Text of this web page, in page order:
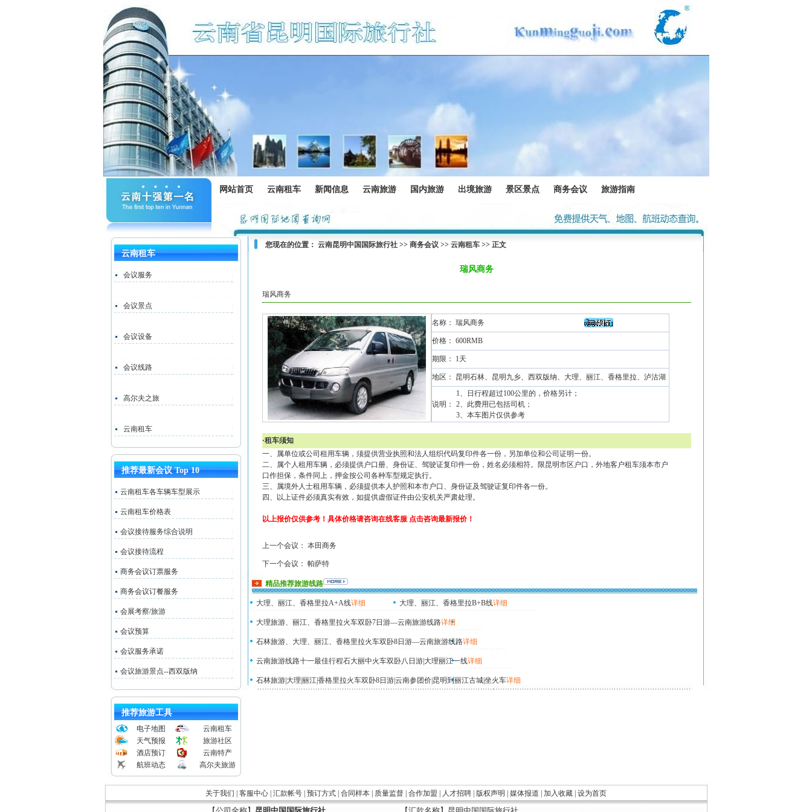
网站首页 云南租车 新闻信息 云南旅游 国内旅游 出境旅游 景区景点 商务会议 旅游指南
云南租车
会议服务
会议景点
会议设备
会议线路
高尔夫之旅
云南租车
推荐最新会议 Top 10
云南租车各车辆车型展示
云南租车价格表
会议接待服务综合说明
会议接待流程
商务会议订票服务
商务会议订餐服务
会展考察/旅游
会议预算
会议服务承诺
会议旅游景点--西双版纳
推荐旅游工具
电子地图
云南租车
天气预报
旅游社区
酒店预订
云南特产
航班动态
高尔夫旅游
您现在的位置： 云南昆明中国国际旅行社>> 商务会议>> 云南租车>> 正文
瑞风商务
瑞风商务
名称： 瑞风商务
价格： 600RMB
期限： 1天
地区： 昆明石林、昆明九乡、西双版纳、大理、丽江、香格里拉、泸沽湖
说明：
1、日行程超过100公里的，价格另计；
2、此费用已包括司机；
3、本车图片仅供参考
·租车须知
一、属单位或公司租用车辆，须提供营业执照和法人组织代码复印件各一份，另加单位和公司证明一份。
二、属个人租用车辆，必须提供户口册、身份证、驾驶证复印件一份，姓名必须相符。限昆明市区户口，外地客户租车须本市户
口作担保，条件同上，押金按公司各种车型规定执行。
三、属境外人士租用车辆，必须提供本人护照和本市户口、身份证及驾驶证复印件各一份。
四、以上证件必须真实有效，如提供虚假证件由公安机关严肃处理。
以上报价仅供参考！具体价格请咨询在线客服 点击咨询最新报价！
上一个会议： 本田商务
下一个会议： 帕萨特
精品推荐旅游线路
详细
大理、丽江、香格里拉A+A线 详细
大理、丽江、香格里拉B+B线
详细
大理旅游、丽江、香格里拉火车双卧7日游—云南旅游线路
详细
石林旅游、大理、丽江、香格里拉火车双卧8日游—云南旅游线路
详细
云南旅游线路十一最佳行程石大丽中火车双卧八日游|大理丽江一线
详细
石林旅游|大理|丽江|香格里拉火车双卧8日游|云南参团价|昆明到丽江古城|坐火车
关于我们 客服中心 汇款帐号 预订方式 合同样本 质量监督 合作加盟 人才招聘 版权声明 媒体报道 加入收藏 设为首页